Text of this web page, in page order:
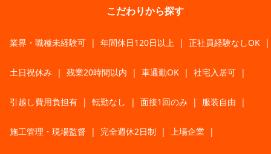
こだわりから探す
業界・職種未経験可 | 年間休日120日以上 | 正社員経験なしOK |
土日祝休み | 残業20時間以内 | 車通勤OK | 社宅入居可 |
引越し費用負担有 | 転勤なし | 面接1回のみ | 服装自由 |
施工管理・現場監督 | 完全週休2日制 | 上場企業 |